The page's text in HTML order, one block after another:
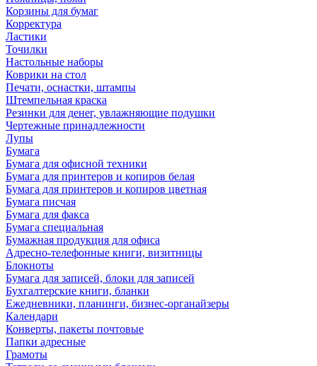
Корзины для бумаг
Корректура
Ластики
Точилки
Настольные наборы
Коврики на стол
Печати, оснастки, штампы
Штемпельная краска
Резинки для денег, увлажняющие подушки
Чертежные принадлежности
Лупы
Бумага
Бумага для офисной техники
Бумага для принтеров и копиров белая
Бумага для принтеров и копиров цветная
Бумага писчая
Бумага для факса
Бумага специальная
Бумажная продукция для офиса
Адресно-телефонные книги, визитницы
Блокноты
Бумага для записей, блоки для записей
Бухгалтерские книги, бланки
Ежедневники, планинги, бизнес-органайзеры
Календари
Конверты, пакеты почтовые
Папки адресные
Грамоты